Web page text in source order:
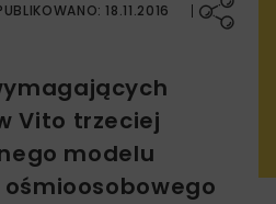
18.11.2016
Vito trzeciej
modelu